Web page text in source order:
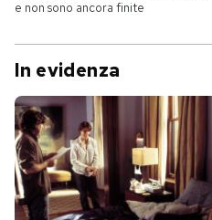
e non sono ancora finite
In evidenza